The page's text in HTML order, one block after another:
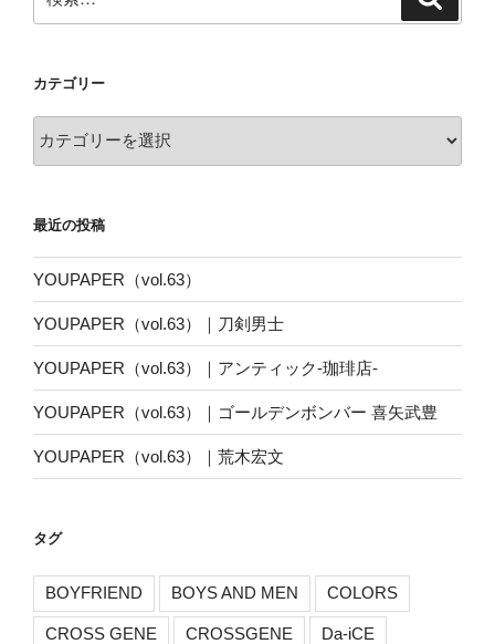
索:
カテゴリー
テ
ー
最近の投稿
YOUPAPER（vol.63）
YOUPAPER（vol.63）｜刀剣男士
YOUPAPER（vol.63）｜アンティック-珈琲店-
YOUPAPER（vol.63）｜ゴールデンボンバー 喜矢武豊
YOUPAPER（vol.63）｜荒木宏文
タグ
BOYFRIEND BOYS AND MEN COLORS
CROSS GENE CROSSGENE Da-iCE